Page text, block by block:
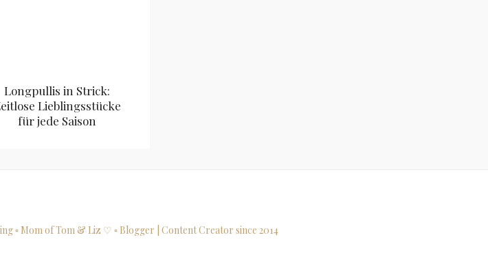
Longpullis in Strick:
Lieblingsstücke
für jede Saison
▫ Mom of Tom & Liz ♡ ▫ Blogger | Content Creator since 2014